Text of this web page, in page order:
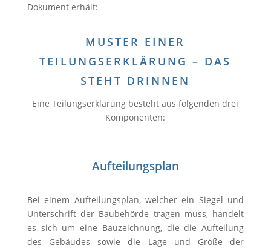
Dokument erhält:
MUSTER EINER
TEILUNGSERKLÄRUNG – DAS
STEHT DRINNEN
Eine Teilungserklärung besteht aus folgenden drei
Komponenten:
Aufteilungsplan
Bei einem Aufteilungsplan, welcher ein Siegel und
Unterschrift der Baubehörde tragen muss, handelt
es sich um eine Bauzeichnung, die die Aufteilung
des Gebäudes sowie die Lage und Größe der